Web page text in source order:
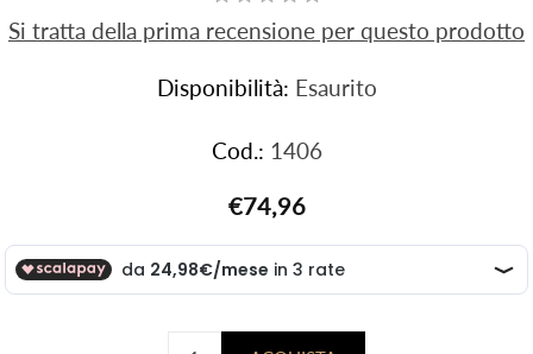
Si tratta della prima recensione per questo prodotto
Disponibilità: Esaurito
Cod.: 1406
€74,96